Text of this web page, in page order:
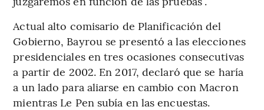
Actual alto comisario de Planificación del
Gobierno, Bayrou se presentó a las elecciones
presidenciales en tres ocasiones consecutivas
a partir de 2002. En 2017, declaró que se haría
a un lado para aliarse en cambio con Macron
mientras Le Pen subía en las encuestas.